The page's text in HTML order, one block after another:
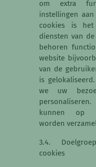
om extra
instellingen
cookies is
diensten van
behoren
website
van de
is
we uw
kunnen op
worden
3.4.
cookies